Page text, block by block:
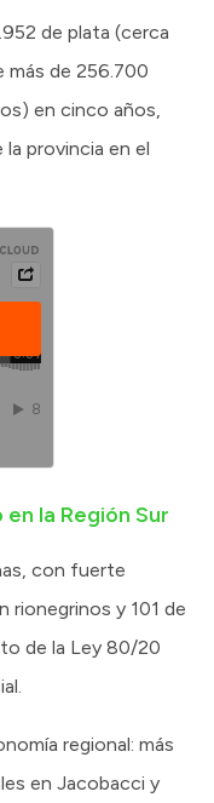
de plata (cerca
más de 256.700
en cinco años,
provincia en el
la Región Sur
con fuerte
rionegrinos y 101 de
de la Ley 80/20
regional: más
en Jacobacci y